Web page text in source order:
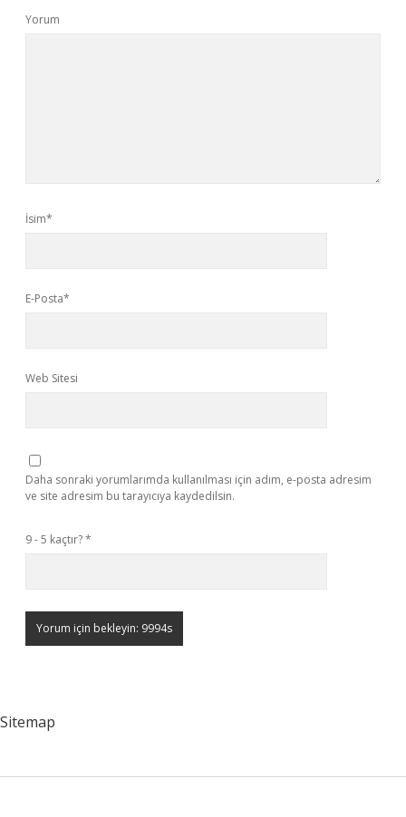
Yorum
İsim*
E-Posta*
Web Sitesi
Daha sonraki yorumlarımda kullanılması için adım, e-posta adresim
ve site adresim bu tarayıcıya kaydedilsin.
9 - 5 kaçtır?*
Sitemap